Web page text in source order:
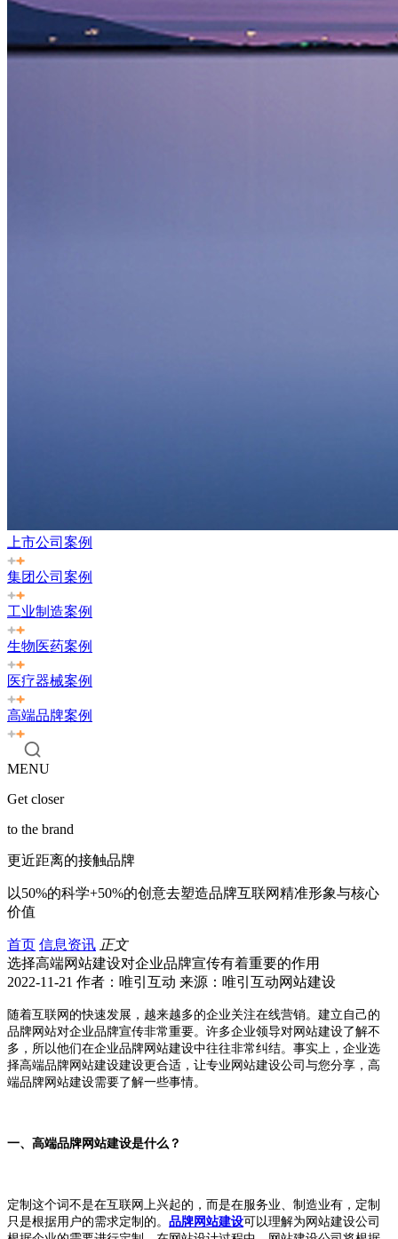
上市公司案例
集团公司案例
工业制造案例
生物医药案例
医疗器械案例
高端品牌案例
MENU
Get closer
to the brand
更近距离的接触品牌
以50%的科学+50%的创意去塑造品牌互联网精准形象与核心
价值
首页 信息资讯 正文
选择高端网站建设对企业品牌宣传有着重要的作用
2022-11-21 作者：唯引互动 来源：唯引互动网站建设
随着互联网的快速发展，越来越多的企业关注在线营销。建立自己的
品牌网站对企业品牌宣传非常重要。许多企业领导对网站建设了解不
多，所以他们在企业品牌网站建设中往往非常纠结。事实上，企业选
择高端品牌网站建设建设更合适，让专业网站建设公司与您分享，高
端品牌网站建设需要了解一些事情。
一、高端品牌网站建设是什么？
定制这个词不是在互联网上兴起的，而是在服务业、制造业有，定制
只是根据用户的需求定制的。 品牌网站建设可以理解为网站建设公司